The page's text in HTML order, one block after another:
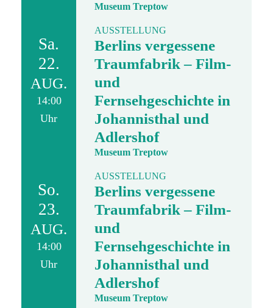
Museum Treptow
Sa.
22.
AUG.
14:00
Uhr
AUSSTELLUNG
Berlins vergessene
Traumfabrik – Film-
und
Fernsehgeschichte in
Johannisthal und
Adlershof
Museum Treptow
So.
23.
AUG.
14:00
Uhr
AUSSTELLUNG
Berlins vergessene
Traumfabrik – Film-
und
Fernsehgeschichte in
Johannisthal und
Adlershof
Museum Treptow